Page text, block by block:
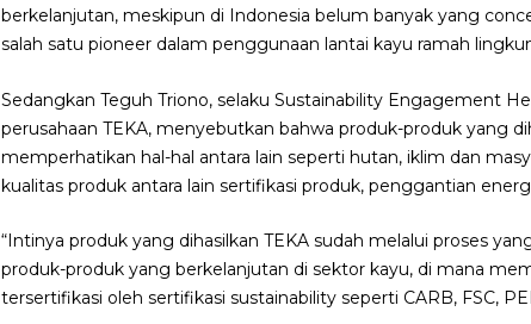
berkelanjutan, meskipun di Indonesia belum banyak yang
salah satu pioneer dalam penggunaan lantai kayu ramah
Sedangkan Teguh Triono, selaku Sustainability Engagement
perusahaan TEKA, menyebutkan bahwa produk-produk yang
memperhatikan hal-hal antara lain seperti hutan, iklim dan
kualitas produk antara lain sertifikasi produk, penggantian
“Intinya produk yang dihasilkan TEKA sudah melalui proses
produk-produk yang berkelanjutan di sektor kayu, di mana
tersertifikasi oleh sertifikasi sustainability seperti CARB, FSC,